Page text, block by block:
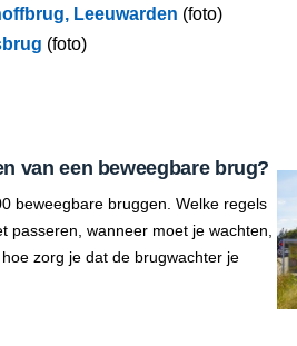
Leeuwarden (foto)
(foto)
van een beweegbare brug?
beweegbare bruggen. Welke regels
passeren, wanneer moet je wachten,
zorg je dat de brugwachter je